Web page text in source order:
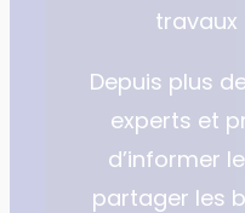
travaux
Depuis plus
experts et
d’informer
partager les